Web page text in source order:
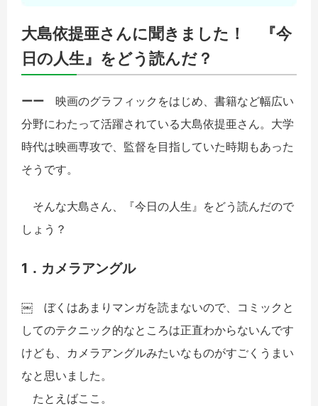
大島依提亜さんに聞きました！ 『今
日の人生』をどう読んだ？
ーー 映画のグラフィックをはじめ、書籍など幅広い
分野にわたって活躍されている大島依提亜さん。大学
時代は映画専攻で、監督を目指していた時期もあった
そうです。
そんな大島さん、『今日の人生』をどう読んだので
しょう？
1．カメラアングル
￼ ぼくはあまりマンガを読まないので、コミックと
してのテクニック的なところは正直わからないんです
けども、カメラアングルみたいなものがすごくうまい
なと思いました。
たとえばここ。